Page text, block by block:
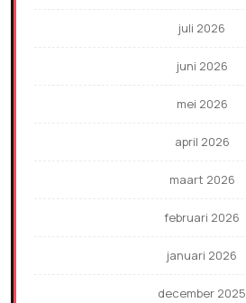
juli 2026
juni 2026
mei 2026
april 2026
maart 2026
februari 2026
januari 2026
december 2025